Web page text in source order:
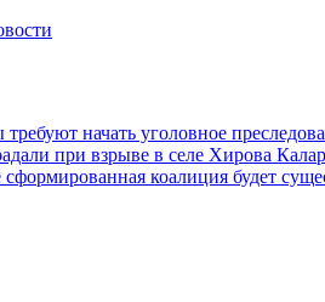
начать уголовное
при взрыве в селе Хирова
коалиция будет